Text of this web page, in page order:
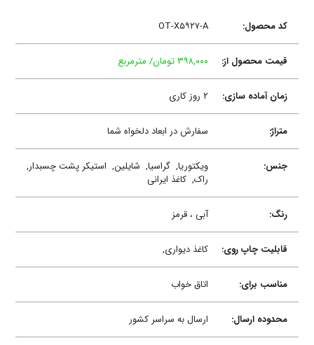
کد محصول: OT-X۵۹۲۷-A
قیمت محصول از: ۳۹۸,۰۰۰ تومان/ مترمربع
زمان آماده سازی: ۲ روز کاری
متراژ: سفارش در ابعاد دلخواه شما
جنس: ویکتوریا,گراسیا, شایلین, استیکر پشت چسبدار,
راک,کاغذ ایرانی
رنگ: آبی ، قرمز
قابلیت چاپ روی: کاغذ دیواری,
مناسب برای: اتاق خواب
محدوده ارسال: ارسال به سراسر کشور